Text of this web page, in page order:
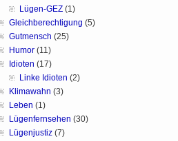
Lügen-GEZ (1)
Gleichberechtigung (5)
Gutmensch (25)
Humor (11)
Idioten (17)
Linke Idioten (2)
Klimawahn (3)
Leben (1)
Lügenfernsehen (30)
Lügenjustiz (7)